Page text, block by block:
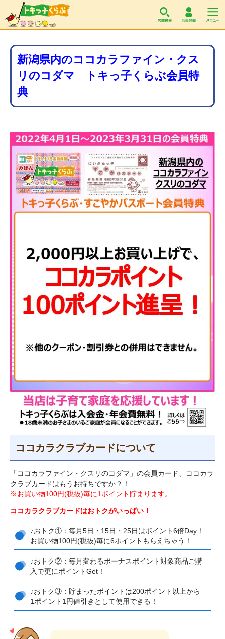
新潟県内のココカラファイン・クス
リのコダマ トキっ子くらぶ会員特
典
ココカラクラブカードについて
「ココカラファイン・クスリのコダマ」の会員カード、ココカラ
クラブカードはもうお持ちですか？！
※お買い物100円(税抜)毎に1ポイント貯まります。
ココカラクラブカードはおトクがいっぱい！
♪おトク①：毎月5日・15日・25日はポイント6倍Day！
お買い物100円(税抜)毎に6ポイントもらえちゃう！
♪おトク②：毎月変わるボーナスポイント対象商品ご購
入で更にポイントGet！
♪おトク③：貯まったポイントは200ポイント以上から
1ポイント1円値引き として使用できる！